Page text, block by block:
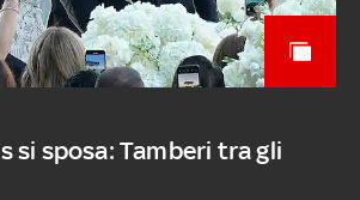
si sposa: Tamberi tra gli